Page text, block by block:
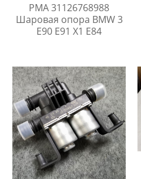
PMA 31126768988
Шаровая опора BMW 3
E90 E91 X1 E84